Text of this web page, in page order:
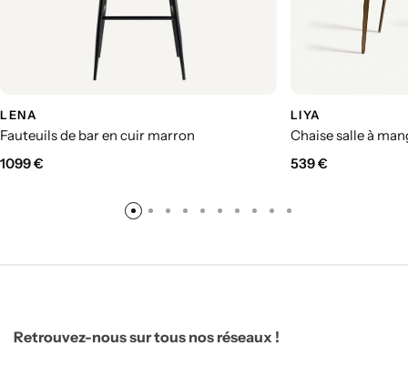
LENA
Fauteuils de bar en cuir marron
1099€
LIYA
Chaise salle à
539€
Retrouvez-nous sur tous nos réseaux !